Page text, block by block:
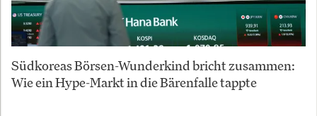
Südkoreas Börsen-Wunderkind bricht zusammen:
Wie ein Hype-Markt in die Bärenfalle tappte